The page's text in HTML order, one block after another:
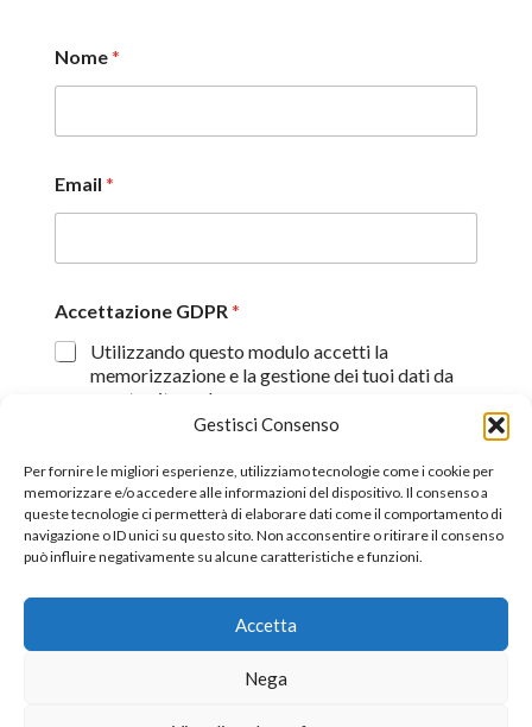
Gestisci Consenso
Per fornire le migliori esperienze, utilizziamo tecnologie come i cookie per
memorizzare e/o accedere alle informazioni del dispositivo. Il consenso a
queste tecnologie ci permetterà di elaborare dati come il comportamento di
navigazione o ID unici su questo sito. Non acconsentire o ritirare il consenso
può influire negativamente su alcune caratteristiche e funzioni.
Accetta
Nega
Nome*
Email *
Accettazione GDPR *
Utilizzando questo modulo accetti la
memorizzazione e la gestione dei tuoi dati da
questo sito web.
Proseguendo, dichiaro di aver preso visione
Invia
©2026 All Rights Reserverd.
Nazionale dei Giornalisti tessera n° 170656